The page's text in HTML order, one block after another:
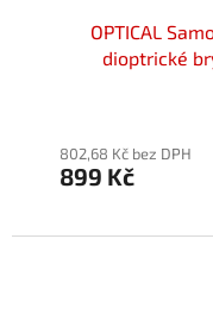
OPTICAL
dioptrické
802,68 Kč bez DPH
899 Kč